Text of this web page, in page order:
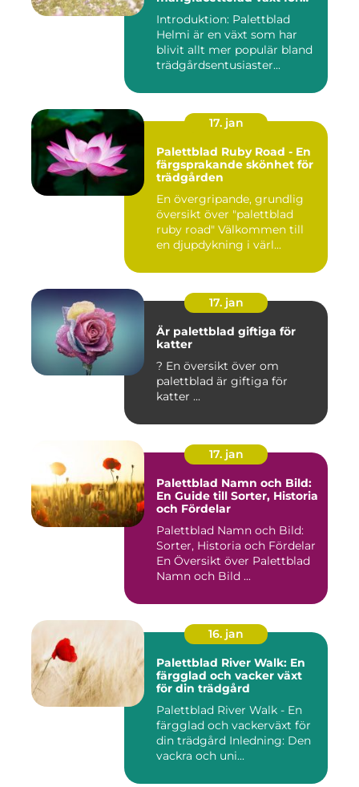
Introduktion: Palettblad
Helmi är en växt som har
blivit allt mer populär bland
trädgårdsentusiaster...
17. jan
Palettblad Ruby Road - En
färgsprakande skönhet för
trädgården
En övergripande, grundlig
översikt över "palettblad
ruby road" Välkommen till
en djupdykning i värl...
17. jan
Är palettblad giftiga för
katter
? En översikt över om
palettblad är giftiga för
katter ...
17. jan
Palettblad Namn och Bild:
En Guide till Sorter, Historia
och Fördelar
Palettblad Namn och Bild:
Sorter, Historia och Fördelar
En Översikt över Palettblad
Namn och Bild ...
16. jan
Palettblad River Walk: En
färgglad och vacker växt
för din trädgård
Palettblad River Walk - En
färgglad och vackerväxt för
din trädgård Inledning: Den
vackra och uni...